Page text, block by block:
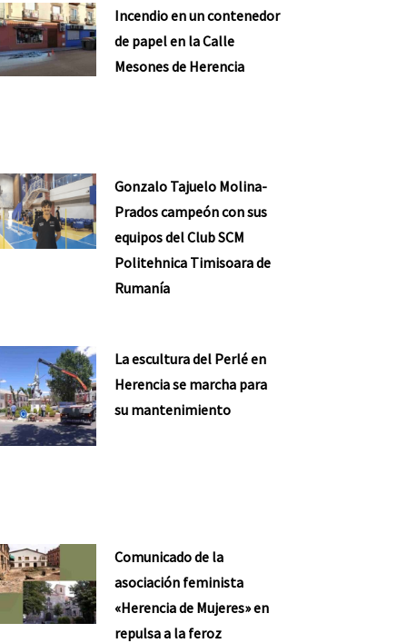
Incendio en un contenedor
de papel en la Calle
Mesones de Herencia
Gonzalo Tajuelo Molina-
Prados campeón con sus
equipos del Club SCM
Politehnica Timisoara de
Rumanía
La escultura del Perlé en
Herencia se marcha para
su mantenimiento
Comunicado de la
asociación feminista
«Herencia de Mujeres» en
repulsa a la feroz